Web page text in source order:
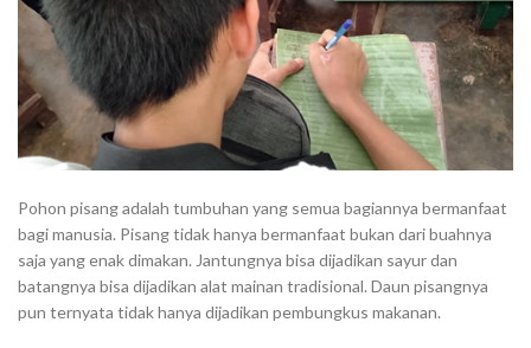
Pohon pisang adalah tumbuhan yang semua bagiannya bermanfaat
bagi manusia. Pisang tidak hanya bermanfaat bukan dari buahnya
saja yang enak dimakan. Jantungnya bisa dijadikan sayur dan
batangnya bisa dijadikan alat mainan tradisional. Daun pisangnya
pun ternyata tidak hanya dijadikan pembungkus makanan.